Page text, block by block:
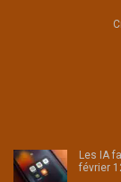
Les IA
février